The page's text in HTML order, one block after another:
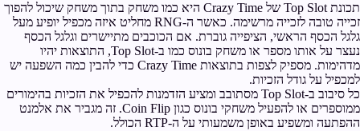
תכונת Top Slot של Crazy Time היא כמו משחק בתוך משחק שיכול להפוך
זכייה טובה לזכייה מרשימה. כאשר ה-RNG מחליט איזה מכפיל יופיע מעל
גלגל הכסף הראשי, הציפייה גוברת. אם הכוכבים מתיישרים וגלגל הכסף
נעצר על אותו מספר או משחק בונוס כמו ב-Top Slot, התוצאות יהיו
מדהימות. מספיק לצפות בתוצאות Crazy Time כדי להבין כמה השפעה יש
למכפיל על גודל הזכיות.
כל סיבוב ב-Top Slot מסתובב ומציע הזדמנות להכפיל את הזכיות בהימורים
ממוספרים או להפעיל משחקי בונוס כגון Coin Flip. זה מגביר את אלמנט
ההפתעה ומשפיע באופן משמעותי על ה-RTP הכולל.